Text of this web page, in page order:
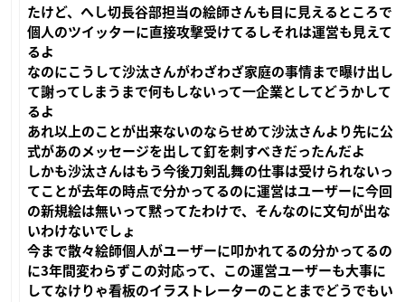
たけど、へし切長谷部担当の絵師さんも目に見えるところで
個人のツイッターに直接攻撃受けてるしそれは運営も見えて
るよ
なのにこうして沙汰さんがわざわざ家庭の事情まで曝け出し
て謝ってしまうまで何もしないって一企業としてどうかして
るよ
あれ以上のことが出来ないのならせめて沙汰さんより先に公
式があのメッセージを出して釘を刺すべきだったんだよ
しかも沙汰さんはもう今後刀剣乱舞の仕事は受けられないっ
てことが去年の時点で分かってるのに運営はユーザーに今回
の新規絵は無いって黙ってたわけで、そんなのに文句が出な
いわけないでしょ
今まで散々絵師個人がユーザーに叩かれてるの分かってるの
に3年間変わらずこの対応って、この運営ユーザーも大事に
してなけりゃ看板のイラストレーターのことまでどうでもい